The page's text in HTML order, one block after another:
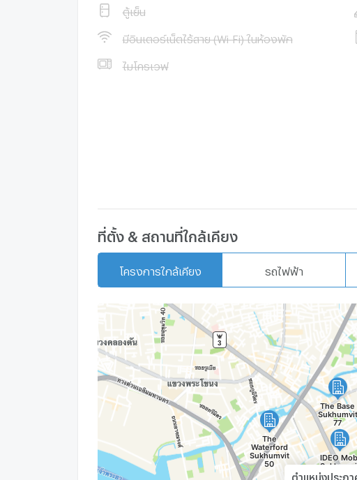
Tesco Lotus อ่อนนุช 850 ม.
The Pyll สุขุมวิท 54 1 กม.
Big C อ่อนนุช 1.5 กม.
Bangkok Mall 3 กม.
Big C ศิครินทร์ 9.4 กม.
เมกะบางนา 11.3 กม.
ม.กรุงเทพ 3.8 กม.
วิทยาลัยเซาท์อีสต์บางกอก 4.9 กม.
ร.ร.นานาชาติ St.Andrews 6 กม.
ร.ร.ลาซาล 6.9 กม.
ร.ร.นานาชาติบางกอกพัฒนา 7 กม.
ร.ร.เซนต์โยเซฟบางนา 7.9 กม.
ร.พ.ไทยนครินทร์ 6.5 กม.
ร.พ.ศิครินทร์ 8.9 กม.
ตู้เย็น
มีอินเตอร์เน็ตไร้สาย (Wi-Fi) ในห้องพัก
ไมโครเวฟ
ที่ตั้ง & สถานที่ใกล้เคียง
โครงการใกล้เคียง รถไฟฟ้า
ตำแหน่งประก